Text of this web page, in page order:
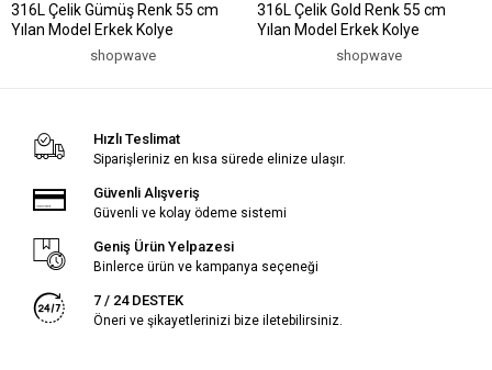
316L Çelik Gümüş Renk 55 cm
Yılan Model Erkek Kolye
shopwave
316L Çelik Gold Renk 55 cm
Yılan Model Erkek Kolye
shopwave
Hızlı Teslimat
Siparişleriniz en kısa sürede elinize ulaşır.
Güvenli Alışveriş
Güvenli ve kolay ödeme sistemi
Geniş Ürün Yelpazesi
Binlerce ürün ve kampanya seçeneği
7 / 24 DESTEK
Öneri ve şikayetlerinizi bize iletebilirsiniz.